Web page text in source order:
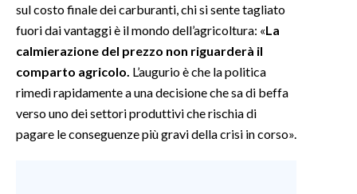
sul costo finale dei carburanti, chi si sente tagliato
fuori dai vantaggi è il mondo dell’agricoltura: «La
calmierazione del prezzo non riguarderà il
comparto agricolo. L’augurio è che la politica
rimedi rapidamente a una decisione che sa di beffa
verso uno dei settori produttivi che rischia di
pagare le conseguenze più gravi della crisi in corso».